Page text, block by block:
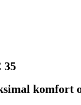
35
komfort